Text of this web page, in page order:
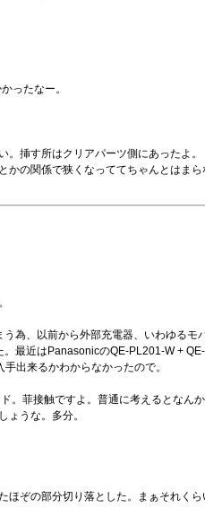
ったなー。
挿す所はクリアパーツ側にあったよ。
の関係で狭くなっててちゃんとはま
為、以前から外部充電器、いわゆるモ
最近はPanasonicのQE-PL201-W +
出来るかわからなかったので。
。菲接触ですよ。普通に考えるとなん
ょうな。多分。
ぞの部分切り落とした。まぁそれくら